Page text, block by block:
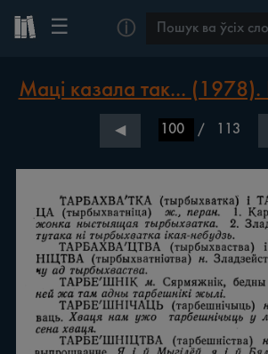
☰ ⓘ
Маці казала так...
◀ / 113